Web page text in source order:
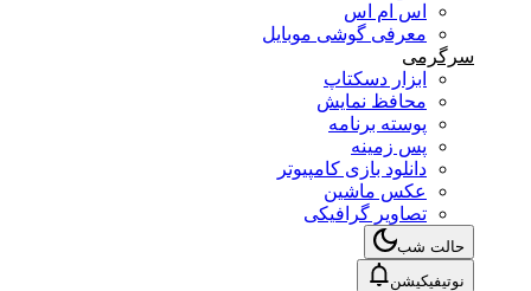
اس ام اس
معرفی گوشی موبایل
سرگرمی
ابزار دسکتاپ
محافظ نمایش
پوسته برنامه
پس زمینه
دانلود بازی کامپیوتر
عکس ماشین
تصاویر گرافیکی
حالت شب
نوتیفیکیشن